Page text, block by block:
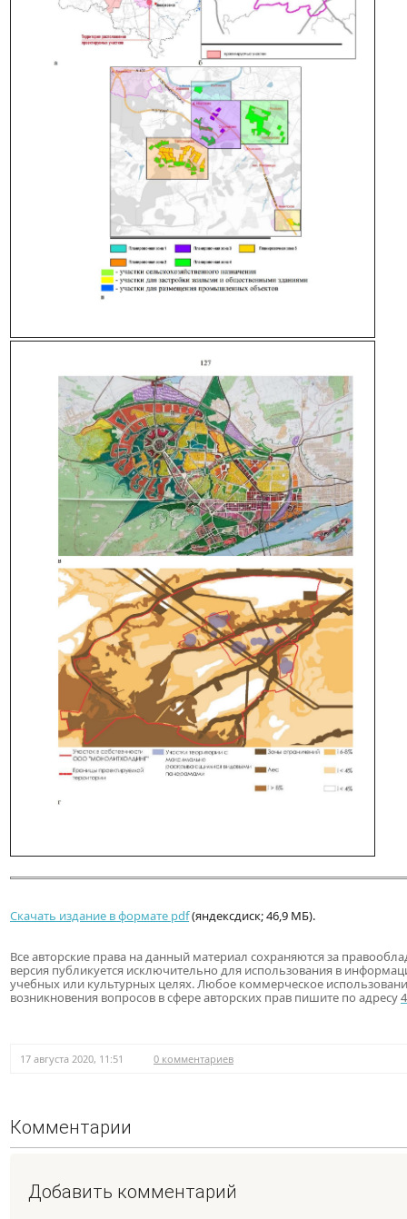
Скачать издание в формате pdf(яндексдиск; 46,9 МБ).
Все авторские права на данный материал сохраняются за
версия публикуется исключительно для использования в
учебных или культурных целях. Любое коммерческое
возникновения вопросов в сфере авторских прав пишите по адресу
17 августа 2020, 11:51 0 комментариев
Комментарии
Добавить комментарий